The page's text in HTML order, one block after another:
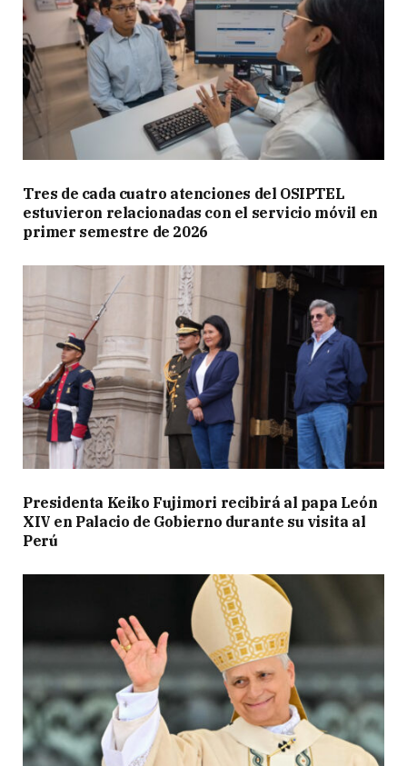
Tres de cada cuatro atenciones del OSIPTEL
estuvieron relacionadas con el servicio móvil en
primer semestre de 2026
Presidenta Keiko Fujimori recibirá al papa León
XIV en Palacio de Gobierno durante su visita al
Perú